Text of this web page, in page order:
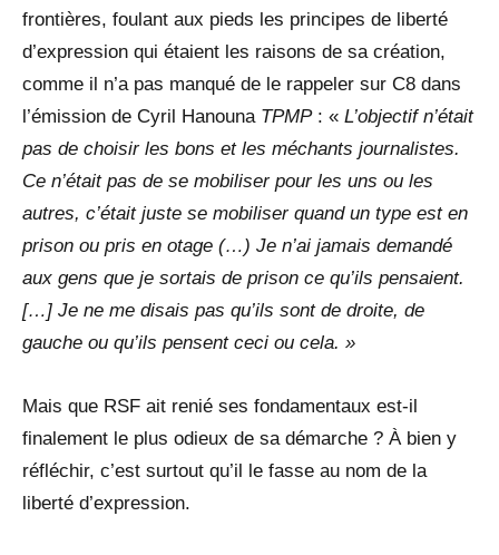
frontières, foulant aux pieds les principes de liberté
d’expression qui étaient les raisons de sa création,
comme il n’a pas manqué de le rappeler sur C8 dans
l’émission de Cyril Hanouna TPMP: « L’objectif n’était
pas de choisir les bons et les méchants journalistes.
Ce n’était pas de se mobiliser pour les uns ou les
autres, c’était juste se mobiliser quand un type est en
prison ou pris en otage (…) Je n’ai jamais demandé
aux gens que je sortais de prison ce qu’ils pensaient.
[…] Je ne me disais pas qu’ils sont de droite, de
gauche ou qu’ils pensent ceci ou cela. »
Mais que RSF ait renié ses fondamentaux est-il
finalement le plus odieux de sa démarche ? À bien y
réfléchir, c’est surtout qu’il le fasse au nom de la
liberté d’expression.